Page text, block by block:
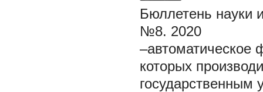
Бюллетень науки
№8. 2020
–автоматическое
которых
государственным